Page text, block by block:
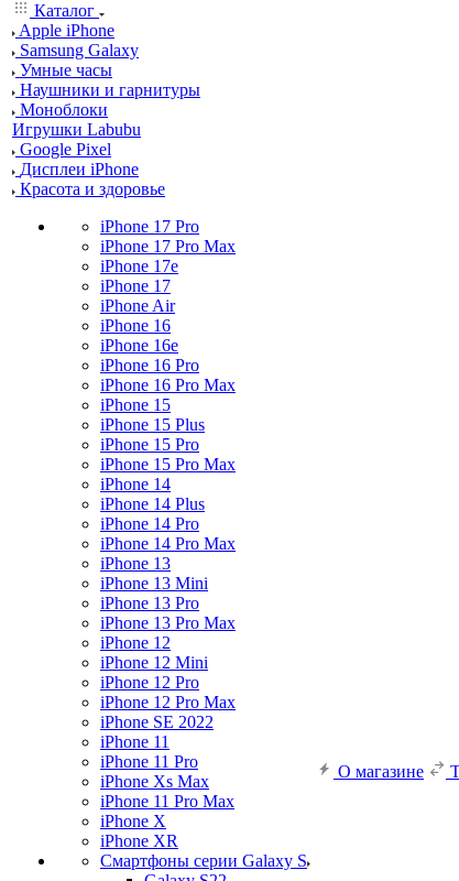
Каталог
Apple iPhone
Samsung Galaxy
Умные часы
Наушники и гарнитуры
Моноблоки
Игрушки Labubu
Google Pixel
Дисплеи iPhone
Красота и здоровье
iPhone 17 Pro
iPhone 17 Pro Max
iPhone 17e
iPhone 17
iPhone Air
iPhone 16
iPhone 16e
iPhone 16 Pro
iPhone 16 Pro Max
iPhone 15
iPhone 15 Plus
iPhone 15 Pro
iPhone 15 Pro Max
iPhone 14
iPhone 14 Plus
iPhone 14 Pro
iPhone 14 Pro Max
iPhone 13
iPhone 13 Mini
iPhone 13 Pro
iPhone 13 Pro Max
iPhone 12
iPhone 12 Mini
iPhone 12 Pro
iPhone 12 Pro Max
iPhone SE 2022
iPhone 11
iPhone 11 Pro
iPhone Xs Max
iPhone 11 Pro Max
iPhone X
iPhone XR
Смартфоны серии Galaxy S
О магазине